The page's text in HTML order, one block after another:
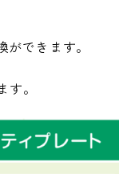
できます。
。